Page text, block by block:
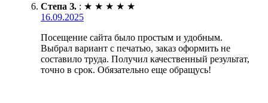
Степа З. : ★ ★ ★ ★ ★
16.09.2025
Посещение сайта было простым и удобным.
Выбрал вариант с печатью, заказ оформить не
составило труда. Получил качественный результат,
точно в срок. Обязательно еще обращусь!